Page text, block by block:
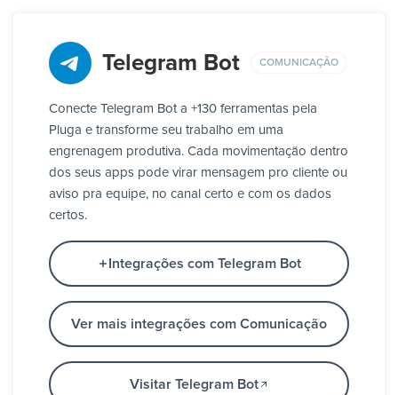
Telegram Bot COMUNICAÇÃO
Conecte Telegram Bot a +130 ferramentas pela
Pluga e transforme seu trabalho em uma
engrenagem produtiva. Cada movimentação dentro
dos seus apps pode virar mensagem pro cliente ou
aviso pra equipe, no canal certo e com os dados
certos.
Integrações com Telegram Bot
Ver mais integrações com Comunicação
Visitar Telegram Bot